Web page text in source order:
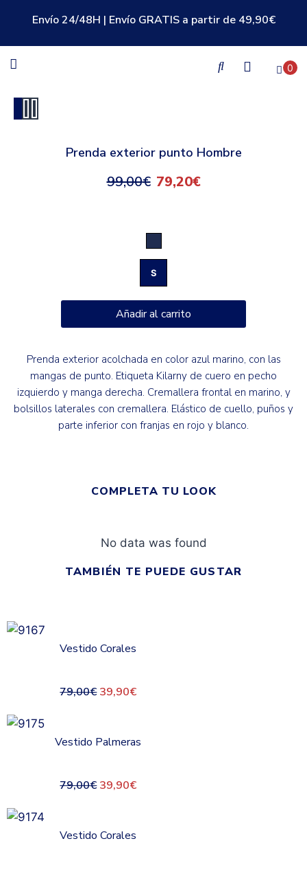
Envío 24/48H | Envío GRATIS a partir de 49,90€
0
Prenda exterior punto Hombre
99,00€ 79,20€
Marino
S
Añadir al carrito
Prenda exterior acolchada en color azul marino, con las
mangas de punto. Etiqueta Kilarny de cuero en pecho
izquierdo y manga derecha. Cremallera frontal en marino, y
bolsillos laterales con cremallera. Elástico de cuello, puños y
parte inferior con franjas en rojo y blanco.
COMPLETA TU LOOK
No data was found
TAMBIÉN TE PUEDE GUSTAR
Vestido Corales
79,00€ 39,90€
Vestido Palmeras
79,00€ 39,90€
Vestido Corales